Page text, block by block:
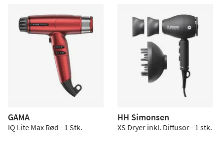
GAMA
IQ Lite Max Rød - 1 Stk.
HH Simonsen
XS Dryer inkl. Diffusor - 1 stk.